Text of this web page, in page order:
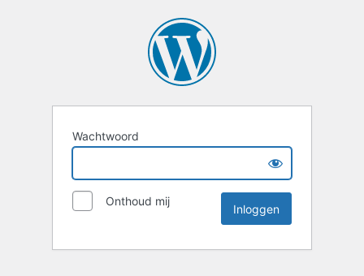
Wachtwoord
Onthoud mij